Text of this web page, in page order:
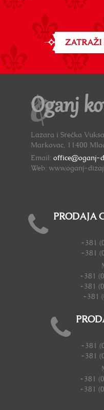
ZATRAŽI
Oganj
Lazara i Srećka
Markovac, 11400
Email: office@oganj-
Web: www.oganj-
PRODAJA
+381
+381
+381
+381
+381
+381
+381
+381
+381